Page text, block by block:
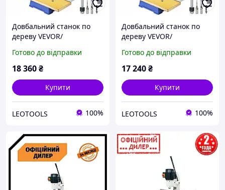
Довбальний станок по
дереву VEVOR/
Готово до відправки
18 360₴
Купити
LEOTOOLS 100%
Довбальний станок по
дереву VEVOR/
Готово до відправки
17 240₴
Купити
LEOTOOLS 100%